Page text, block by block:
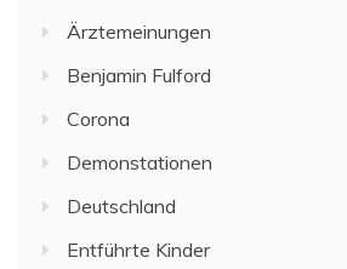
Ärztemeinungen
Benjamin Fulford
Corona
Demonstationen
Deutschland
Entführte Kinder